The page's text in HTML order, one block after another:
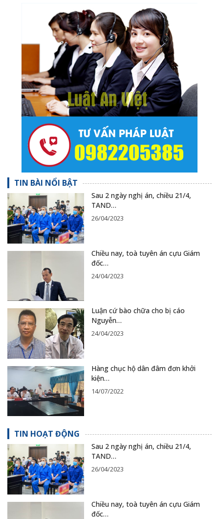
TIN BÀI NỔI BẬT
Sau 2 ngày nghị án, chiều 21/4,
TAND…
26/04/2023
Chiều nay, toà tuyên án cựu Giám
đốc…
24/04/2023
Luận cứ bào chữa cho bị cáo
Nguyễn…
24/04/2023
Hàng chục hộ dân đâm đơn khởi
kiện…
14/07/2022
TIN HOẠT ĐỘNG
Sau 2 ngày nghị án, chiều 21/4,
TAND…
26/04/2023
Chiều nay, toà tuyên án cựu Giám
đốc…